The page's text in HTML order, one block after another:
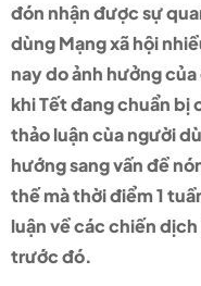
đón nhận được sự
dùng Mạng xã hội
nay do ảnh hưởng
khi Tết đang chuẩn bị
thảo luận cùa người
hướng sang vấn đề
thế mà thời điểm 1
luận về các chiến
trước đó.